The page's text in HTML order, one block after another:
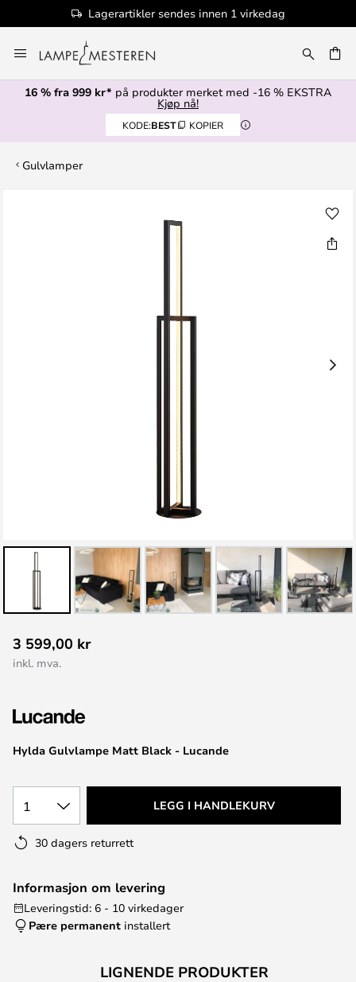
Lagerartikler sendes innen 1 virkedag
til
innhold
16 % fra 999 kr* på produkter merket med -16 % EKSTRA
Kjøp nå!
KODE:BEST KOPIER
Gulvlamper
til
begynnelsen
bildegalleri
Hylda Gulvlampe Matt Black - Lucande
3 599,00 kr
inkl. mva.
1 LEGG I HANDLEKURV
30 dagers returrett
Informasjon om levering
Leveringstid: 6 - 10 virkedager
Pære permanent installert
LIGNENDE PRODUKTER